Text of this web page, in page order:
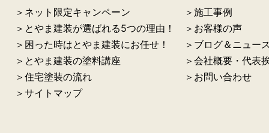
＞ネット限定キャンペーン
＞とやま建装が選ばれる5つの理由！
＞困った時はとやま建装にお任せ！
＞とやま建装の塗料講座
＞住宅塗装の流れ
＞サイトマップ
＞施工事例
＞お客様の声
＞ブログ＆ニュー
＞会社概要・代表
＞お問い合わせ